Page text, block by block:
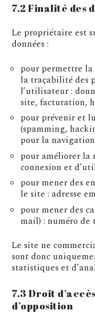
7.2 Finalité des
Le propriétaire est
données :
pour permettre
la traçabilité des
l’utilisateur :
site, facturation,
pour prévenir et
(spamming,
pour la
pour améliorer la
connexion et
pour mener des
le site : adresse
pour mener des
mail) : numéro de
Le site ne
sont donc
statistiques et
7.3 Droit
d’opposition